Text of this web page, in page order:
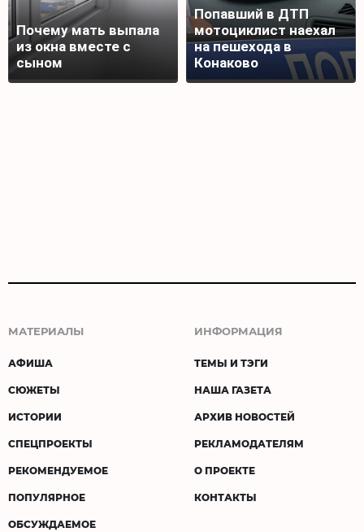
Почему мать выпала
из окна вместе с
сыном
Попавший в ДТП
мотоциклист наехал
на пешехода в
Конаково
МАТЕРИАЛЫ
АФИША
СЮЖЕТЫ
ИСТОРИИ
СПЕЦПРОЕКТЫ
РЕКОМЕНДУЕМОЕ
ПОПУЛЯРНОЕ
ОБСУЖДАЕМОЕ
ИНФОРМАЦИЯ
ТЕМЫ И ТЭГИ
НАША ГАЗЕТА
АРХИВ НОВОСТЕЙ
РЕКЛАМОДАТЕЛЯМ
О ПРОЕКТЕ
КОНТАКТЫ